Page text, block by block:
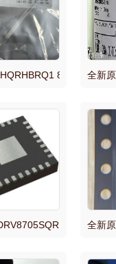
V H-BRIDGE SMART
8706H全新
和驱动器 Automotive,
门
全新